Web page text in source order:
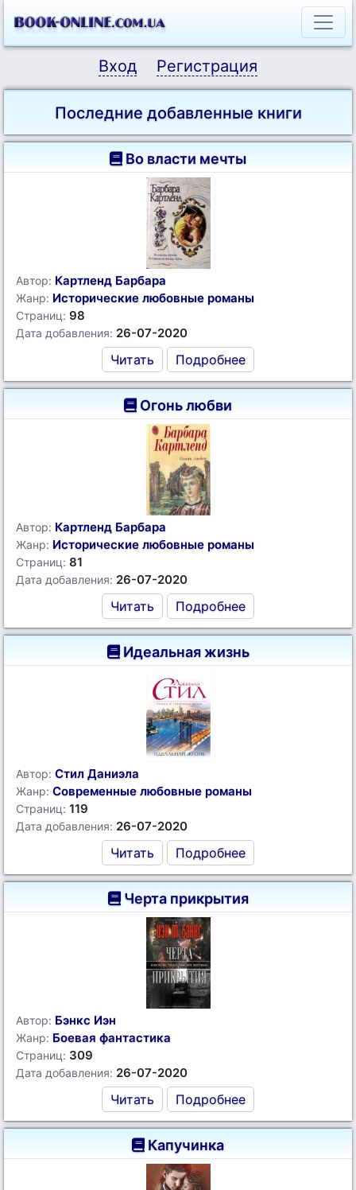
Вход Регистрация
Последние добавленные книги
Во власти мечты
Автор: Картленд Барбара
Жанр: Исторические любовные романы
Страниц: 98
Дата добавления: 26-07-2020
Читать Подробнее
Огонь любви
Автор: Картленд Барбара
Жанр: Исторические любовные романы
Страниц: 81
Дата добавления: 26-07-2020
Читать Подробнее
Идеальная жизнь
Автор: Стил Даниэла
Жанр: Современные любовные романы
Страниц: 119
Дата добавления: 26-07-2020
Читать Подробнее
Черта прикрытия
Автор: Бэнкс Иэн
Жанр: Боевая фантастика
Страниц: 309
Дата добавления: 26-07-2020
Читать Подробнее
Капучинка